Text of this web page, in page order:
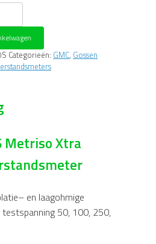
Categorieën: GMC, Gossen
Metriso Xtra
en laagohmige
50, 100, 250,